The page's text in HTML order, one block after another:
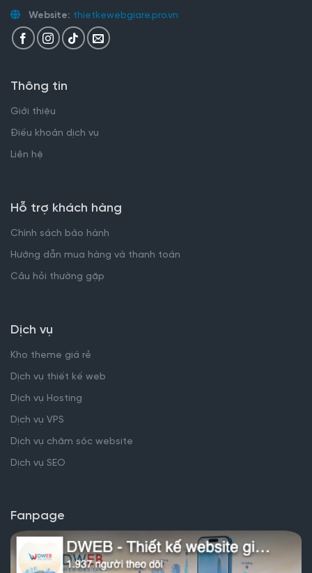
Website: thietkewebgiare.pro.vn
Thông tin
Giới thiệu
Điều khoản dịch vụ
Liên hệ
Hỗ trợ khách hàng
Chính sách bảo hành
Hướng dẫn mua hàng và thanh toán
Câu hỏi thường gặp
Dịch vụ
Kho theme giá rẻ
Dịch vụ thiết kế web
Dịch vụ Hosting
Dịch vụ VPS
Dịch vụ chăm sóc website
Dịch vụ SEO
Fanpage